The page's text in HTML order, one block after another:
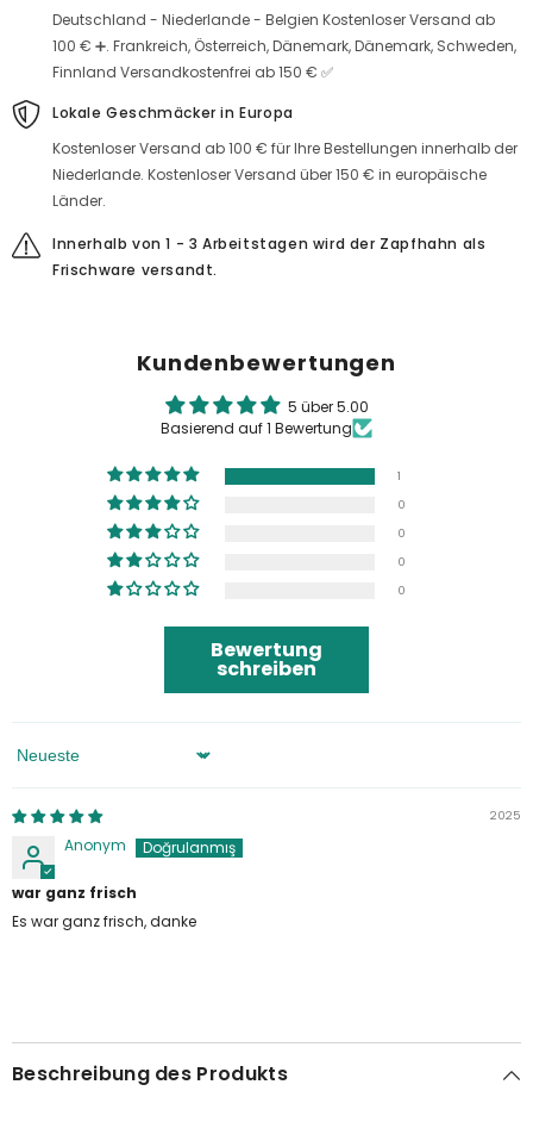
Deutschland - Niederlande - Belgien Kostenloser Versand ab
100 € ➕. Frankreich, Österreich, Dänemark, Dänemark, Schweden,
Finnland Versandkostenfrei ab 150 € ✅
Lokale Geschmäcker in Europa
Kostenloser Versand ab 100 € für Ihre Bestellungen innerhalb der
Niederlande. Kostenloser Versand über 150 € in europäische
Länder.
Innerhalb von 1 - 3 Arbeitstagen wird der Zapfhahn als
Frischware versandt.
Kundenbewertungen
5 über 5.00
Basierend auf 1 Bewertung
1
0
0
0
0
Bewertung
schreiben
Sortieren Nach
2025
Anonym
war ganz frisch
Es war ganz frisch, danke
Beschreibung des Produkts